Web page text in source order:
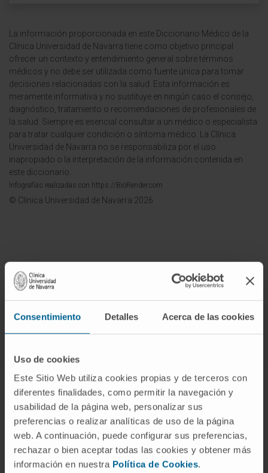
Consentimiento Detalles Acerca de las cookies
Uso de cookies
Este Sitio Web utiliza cookies propias y de terceros con
diferentes finalidades, como permitir la navegación y
usabilidad de la página web, personalizar sus
preferencias o realizar analíticas de uso de la página
web. A continuación, puede configurar sus preferencias,
rechazar o bien aceptar todas las cookies y obtener más
información en nuestra Política de Cookies.
La información proporcionada en este Diccionario Médico de la
Clínica Universidad de Navarra tiene como objetivo principal
ofrecer un contexto y entendimiento general sobre términos
médicos y no debe ser utilizada como fuente única para tomar
decisiones relacionadas con la salud. Esta información es
meramente informativa y no sustituye en ningún caso el consejo,
diagnóstico, tratamiento o recomendaciones de profesionales de
la salud. Siempre es esencial consultar a un médico o especialista
para tratar cualquier condición o síntoma médico. La Clínica
Universidad de Navarra no se responsabiliza por el uso
inapropiado o la interpretación de la información contenida en
este diccionario.
Infografías realizadas con https://BioRender.com
© Clínica Universidad de Navarra 2026
¡Únete a nuestra comunidad!
Síguenos
ENFERMEDADES Y TRATAMIENTOS
Pruebas diagnósticas
Tratamientos
Cuidados en casa